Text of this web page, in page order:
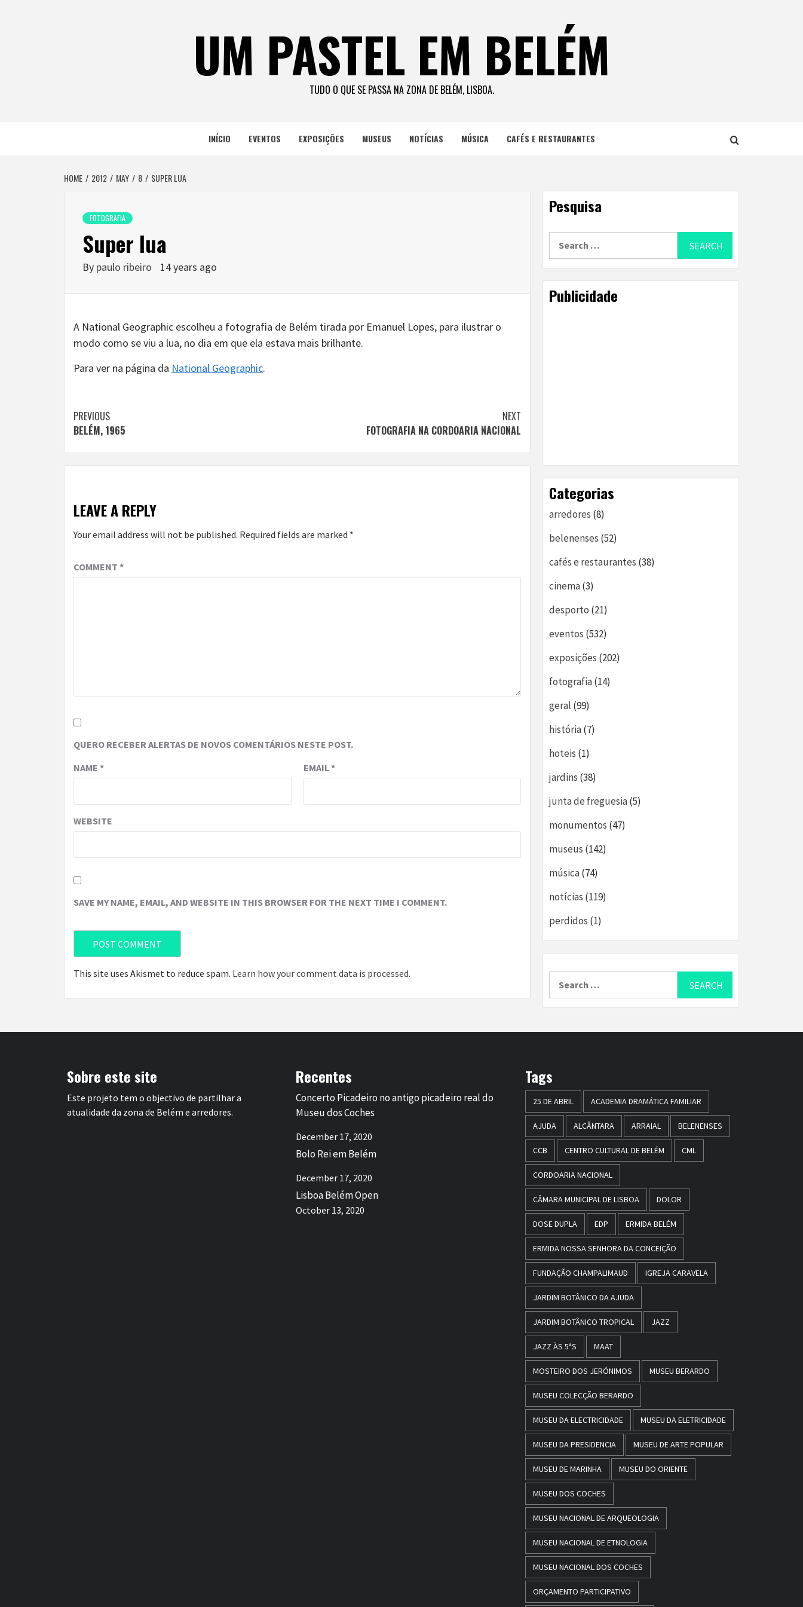
UM PASTEL EM BELÉM
TUDO O QUE SE PASSA NA ZONA DE BELÉM, LISBOA.
INÍCIO EVENTOS EXPOSIÇÕES MUSEUS NOTÍCIAS MÚSICA CAFÉS E RESTAURANTES
HOME 2012 MAY 8 SUPER LUA
FOTOGRAFIA
Super lua
By paulo ribeiro 14 years ago
A National Geographic escolheu a fotografia de Belém tirada por Emanuel Lopes, para ilustrar o
modo como se viu a lua, no dia em que ela estava mais brilhante.
Para ver na página da National Geographic.
Continue
Reading
PREVIOUS
BELÉM, 1965
NEXT
FOTOGRAFIA NA CORDOARIA NACIONAL
LEAVE A REPLY
Your email address will not be published. Required fields are marked *
COMMENT *
QUERO RECEBER ALERTAS DE NOVOS COMENTÁRIOS NESTE POST.
NAME * EMAIL*
WEBSITE
SAVE MY NAME, EMAIL, AND WEBSITE IN THIS BROWSER FOR THE NEXT TIME I COMMENT.
This site uses Akismet to reduce spam. Learn how your comment data is processed.
Pesquisa
Publicidade
Categorias
arredores (8)
belenenses (52)
cafés e restaurantes (38)
cinema(3)
desporto (21)
eventos (532)
exposições (202)
fotografia(14)
geral (99)
história(7)
hoteis (1)
jardins (38)
junta de freguesia(5)
monumentos (47)
museus (142)
música(74)
notícias (119)
perdidos (1)
Sobre este site
Este projeto tem o objectivo de partilhar a
atualidade da zona de Belém e arredores.
Recentes
Concerto Picadeiro no antigo picadeiro real do
Museu dos Coches
December 17, 2020
Bolo Rei em Belém
December 17, 2020
Lisboa Belém Open
October 13, 2020
Tags
25 DE ABRIL ACADEMIA DRAMÁTICA FAMILIAR
AJUDA ALCÂNTARA ARRAIAL BELENENSES
CCB CENTRO CULTURAL DE BELÉM CML
CORDOARIA NACIONAL
CÂMARA MUNICIPAL DE LISBOA DOLOR
DOSE DUPLA EDP ERMIDA BELÉM
ERMIDA NOSSA SENHORA DA CONCEIÇÃO
FUNDAÇÃO CHAMPALIMAUD IGREJA CARAVELA
JARDIM BOTÂNICO DA AJUDA
JARDIM BOTÂNICO TROPICAL JAZZ
JAZZ ÀS 5ªS MAAT
MOSTEIRO DOS JERÓNIMOS MUSEU BERARDO
MUSEU COLECÇÃO BERARDO
MUSEU DA ELECTRICIDADE MUSEU DA ELETRICIDADE
MUSEU DA PRESIDENCIA MUSEU DE ARTE POPULAR
MUSEU DE MARINHA MUSEU DO ORIENTE
MUSEU DOS COCHES
MUSEU NACIONAL DE ARQUEOLOGIA
MUSEU NACIONAL DE ETNOLOGIA
MUSEU NACIONAL DOS COCHES
ORÇAMENTO PARTICIPATIVO